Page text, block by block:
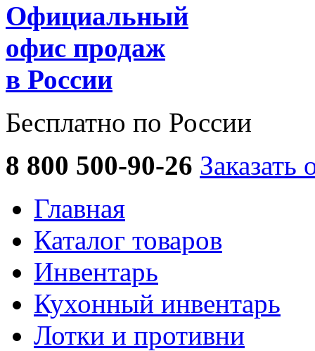
Официальный
офис продаж
в России
Бесплатно по России
8 800 500-90-26 Заказать
Главная
Каталог товаров
Инвентарь
Кухонный инвентарь
Лотки и противни